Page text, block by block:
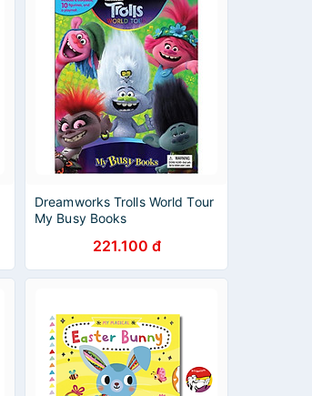
Dreamworks Trolls World Tour
My Busy Books
221.100 đ